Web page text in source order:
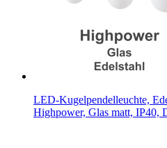
LED-Kugelpendelleuchte,
Highpower, Glas matt, IP40,